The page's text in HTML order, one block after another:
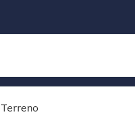
Terreno